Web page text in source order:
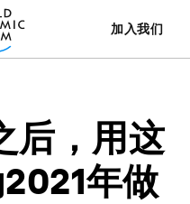
加入我们
后，用这
年做